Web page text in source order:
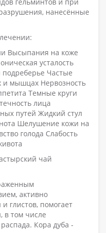
нанесённые
Высыпания на коже
усталость
Частые
и мышцах Нервозность
Темные круги
лица
путей Жидкий стул
Шелушение кожи на
голода Слабость
чай
активно
глистов, помогает
в том числе
Кора дуба -